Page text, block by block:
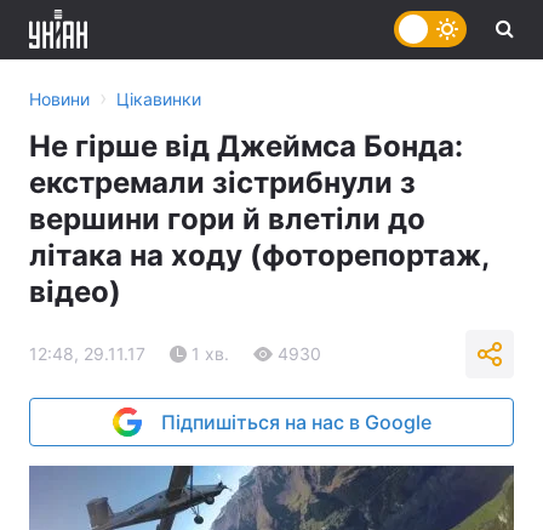
Новини › Цікавинки
Не гірше від Джеймса Бонда:
екстремали зістрибнули з
вершини гори й влетіли до
літака на ходу (фоторепортаж,
відео)
12:48, 29.11.17 1 хв. 4930
Підпишіться на нас в Google